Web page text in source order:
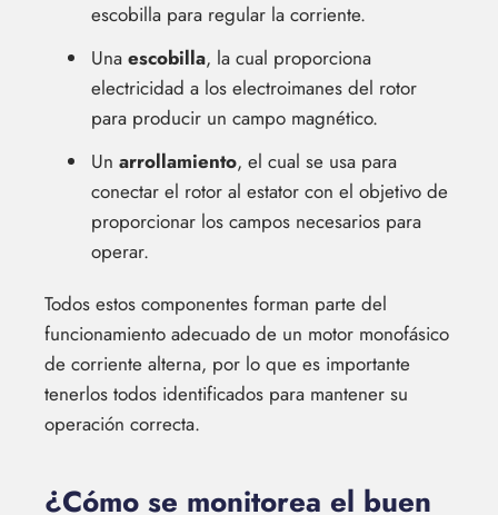
escobilla para regular la corriente.
Una escobilla, la cual proporciona
electricidad a los electroimanes del rotor
para producir un campo magnético.
Un arrollamiento, el cual se usa para
conectar el rotor al estator con el objetivo de
proporcionar los campos necesarios para
operar.
Todos estos componentes forman parte del
funcionamiento adecuado de un motor monofásico
de corriente alterna, por lo que es importante
tenerlos todos identificados para mantener su
operación correcta.
¿Cómo se monitorea el buen